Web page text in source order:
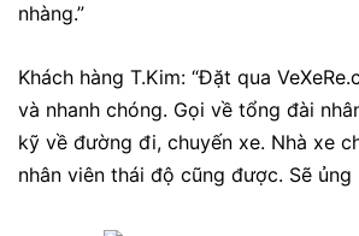
nhàng.”
Khách hàng T.Kim: “Đặt qua
và nhanh chóng. Gọi về tổng đài
kỹ về đường đi, chuyến xe. Nhà xe
nhân viên thái độ cũng được. Sẽ ủng